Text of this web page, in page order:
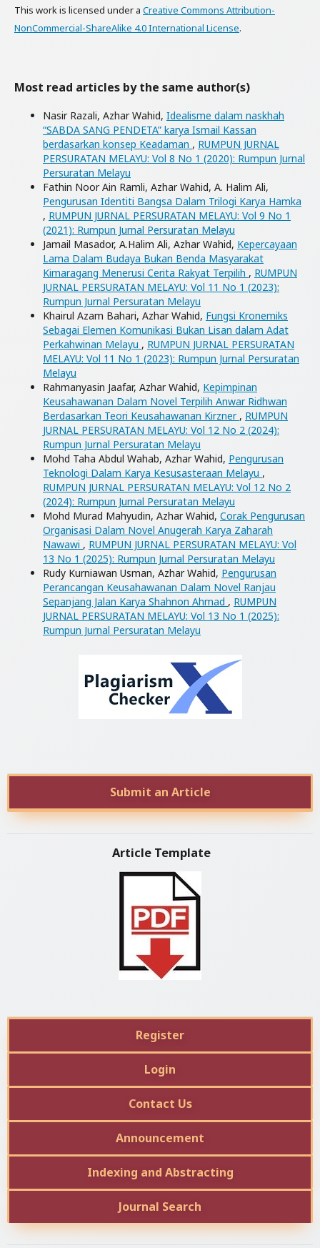
This work is licensed under a Creative Commons Attribution-
NonCommercial-ShareAlike 4.0 International License.
Most read articles by the same author(s)
Nasir Razali, Azhar Wahid, Idealisme dalam naskhah
“SABDA SANG PENDETA” karya Ismail Kassan
berdasarkan konsep Keadaman , RUMPUN JURNAL
PERSURATAN MELAYU: Vol 8 No 1 (2020): Rumpun Jurnal
Persuratan Melayu
Fathin Noor Ain Ramli, Azhar Wahid, A. Halim Ali,
Pengurusan Identiti Bangsa Dalam Trilogi Karya Hamka
, RUMPUN JURNAL PERSURATAN MELAYU: Vol 9 No 1
(2021): Rumpun Jurnal Persuratan Melayu
Jamail Masador, A.Halim Ali, Azhar Wahid, Kepercayaan
Lama Dalam Budaya Bukan Benda Masyarakat
Kimaragang Menerusi Cerita Rakyat Terpilih , RUMPUN
JURNAL PERSURATAN MELAYU: Vol 11 No 1 (2023):
Rumpun Jurnal Persuratan Melayu
Khairul Azam Bahari, Azhar Wahid, Fungsi Kronemiks
Sebagai Elemen Komunikasi Bukan Lisan dalam Adat
Perkahwinan Melayu , RUMPUN JURNAL PERSURATAN
MELAYU: Vol 11 No 1 (2023): Rumpun Jurnal Persuratan
Melayu
Rahmanyasin Jaafar, Azhar Wahid, Kepimpinan
Keusahawanan Dalam Novel Terpilih Anwar Ridhwan
Berdasarkan Teori Keusahawanan Kirzner , RUMPUN
JURNAL PERSURATAN MELAYU: Vol 12 No 2 (2024):
Rumpun Jurnal Persuratan Melayu
Mohd Taha Abdul Wahab, Azhar Wahid, Pengurusan
Teknologi Dalam Karya Kesusasteraan Melayu ,
RUMPUN JURNAL PERSURATAN MELAYU: Vol 12 No 2
(2024): Rumpun Jurnal Persuratan Melayu
Mohd Murad Mahyudin, Azhar Wahid, Corak Pengurusan
Organisasi Dalam Novel Anugerah Karya Zaharah
Nawawi , RUMPUN JURNAL PERSURATAN MELAYU: Vol
13 No 1 (2025): Rumpun Jurnal Persuratan Melayu
Rudy Kurniawan Usman, Azhar Wahid, Pengurusan
Perancangan Keusahawanan Dalam Novel Ranjau
Sepanjang Jalan Karya Shahnon Ahmad , RUMPUN
JURNAL PERSURATAN MELAYU: Vol 13 No 1 (2025):
Rumpun Jurnal Persuratan Melayu
Submit an Article
Article Template
Register
Login
Contact Us
Announcement
Indexing and Abstracting
Journal Search